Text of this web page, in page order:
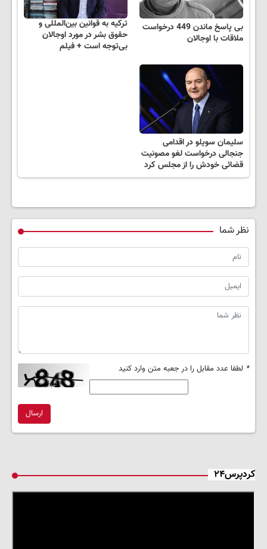
بی پاسخ ماندن 449 درخواست
ملاقات با اوجالان
ترکیه به قوانین بین‌المللی و
حقوق بشر در مورد اوجالان
بی‌توجه است + فیلم
سلیمان سویلو در اقدامی
جنجالی درخواست لغو مصونیت
قضائی خودش را از مجلس کرد
نظر شما
* لطفا عدد مقابل را در جعبه متن وارد کنید
ارسال
کردپرس۲۴